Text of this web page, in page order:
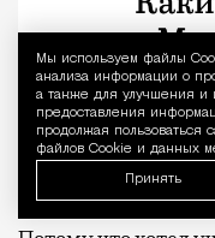
Мы используем файлы
анализа информации о
а также для улучшения и
предоставления
продолжая пользоваться
файлов Cookie и данных
Принять
мой район —
бабушка с
меня, конечно,
Просвет.
Я переехал